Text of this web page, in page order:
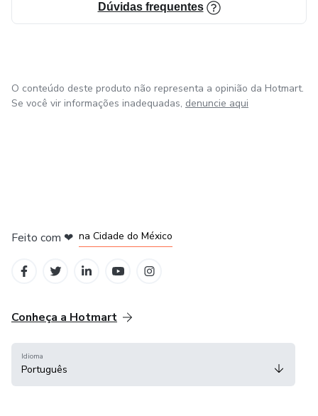
Dúvidas frequentes
O conteúdo deste produto não representa a opinião da Hotmart.
Se você vir informações inadequadas, denuncie aqui
Feito com ❤ na Cidade do México
Conheça a Hotmart
Idioma
Português